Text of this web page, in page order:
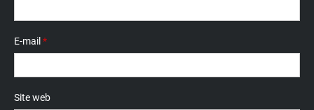
E-mail *
Site web